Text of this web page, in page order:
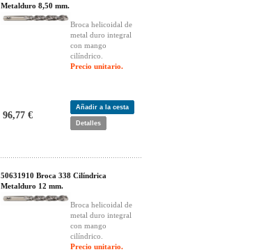
Metalduro 8,50 mm.
Broca helicoidal de
metal duro integral
con mango
cilíndrico.
Precio unitario.
96,77 €
Añadir a la cesta
Detalles
50631910 Broca 338 Cilíndrica
Metalduro 12 mm.
Broca helicoidal de
metal duro integral
con mango
cilíndrico.
Precio unitario.